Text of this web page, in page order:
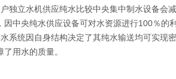
独立水机供应纯水比较中央集中制水设备会
中央纯水供应设备可对水资源进行100％的
系统因自身结构决定了其纯水输送均可实现
用水的质量。